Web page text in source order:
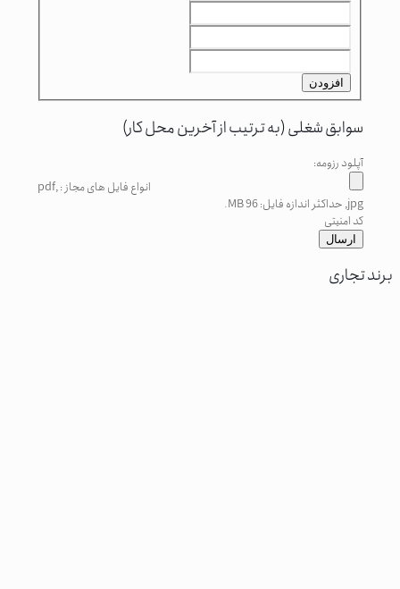
افزودن
سوابق شغلی (به ترتیب از آخرین محل کار)
آپلود رزومه:
انواع فایل های مجاز : pdf,
jpg, حداکثر اندازه فایل: 96 MB.
کد امنیتی
برند تجاری